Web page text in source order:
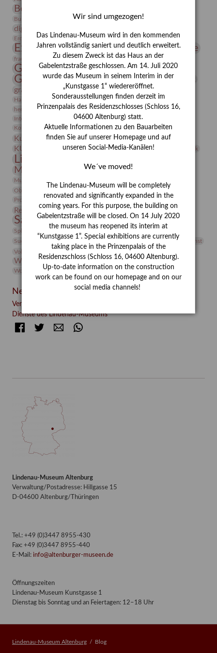
Bernhard August von Lindenau
Burg Posterstein Conrad Felixmüller Depot
digitallabor
Erdmann Julius Dietrich
Erlebnisportal estrusker Exlibris
Expressionismus Festrede Florenz Fotografie
frauen Frauen in der Antike und heute
Gerhard-Altenbourg-Preis
Gerhard Altenbourg
Gerhard Kurt Müller
grafische sammlung griechische Mythologie
Hanns-Conon von der Gabelentz Heinrich Kirchhoff Heldinnen
herman de vries Humboldt
Insekten
Integriertes Schädlingsmanagement
Italien Jahresempfang
Kolosseum
Kooperationsausstellung Korkmodelle Kunst
Kunstmuseum Kunstvermittlung Kunst von Kühl
KUNSTWAND Kurs Künstler Künstlerin Lehmbruck
Lindenau-Museum
Museumsgeschichte Museumsnacht
Museumspädagogik Natur
Objekt im Fokus
Phelloplastik
Pohlhof
Provenienz
Provenienzforschung
Restaurierung Rudi Lesser Ruth Wolf-Rehfeld
Sammlung Samstagszeichner Skulptur
Sonderausstellung
Sphinx
studio Studio Bildende Kunst
Suermondt-Ludwig-Museum
Vermittlung
Videokunst
Volontariat
Walter Rheiner Werefkin
Werkbetrachtung Winter Wissenschaft
Wolf and Dog
Wolf und Hund
Zirkuswoche
Neueste Beiträge
Verschenkt, verkauft, vergessen? – Kunstdetektivinnen im
Dienste des Lindenau-Museums
FacebookTwitter E-mail
Lindenau-Museum Altenburg
Verwaltung/Postadresse: Hillgasse 15
D-04600 Altenburg/Thüringen
Tel.: +49 (0)3447 8955-430
Fax: +49 (0)3447 8955-440
E-Mail: info@altenburger-museen.de
Öffnungszeiten
Lindenau-Museum Kunstgasse 1
Dienstag bis Sonntag und an Feiertagen: 12–18 Uhr
Lindenau-Museum Altenburg Blog
Wir sind umgezogen!
Das Lindenau-Museum wird in den kommenden
Jahren vollständig saniert und deutlich erweitert.
Zu diesem Zweck ist das Haus an der
Gabelentzstraße geschlossen. Am 14. Juli 2020
wurde das Museum in seinem Interim in der
„Kunstgasse 1“ wiedereröffnet.
Sonderausstellungen finden derzeit im
Prinzenpalais des Residenzschlosses (Schloss 16,
04600 Altenburg) statt.
Aktuelle Informationen zu den Bauarbeiten
finden Sie auf unserer Homepage und auf
unseren Social-Media-Kanälen!
We´ve moved!
The Lindenau-Museum will be completely
renovated and significantly expanded in the
coming years. For this purpose, the building on
Gabelentzstraße will be closed. On 14 July 2020
the museum has reopened its interim at
“Kunstgasse 1”. Special exhibitions are currently
taking place in the Prinzenpalais of the
Residenzschloss (Schloss 16, 04600 Altenburg).
Up-to-date information on the construction
work can be found on our homepage and on our
social media channels!